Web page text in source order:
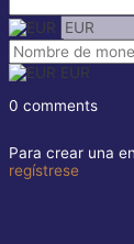
EUR
0 comments
Para crear una
regístrese